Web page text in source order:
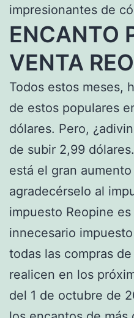
impresionantes de
ENCANTO
VENTA
Todos estos meses,
de estos populares
dólares. Pero,
de subir 2,99
está el gran
agradecérselo al
impuesto Reopine
innecesario
todas las compras
realicen en los
del 1 de octubre de